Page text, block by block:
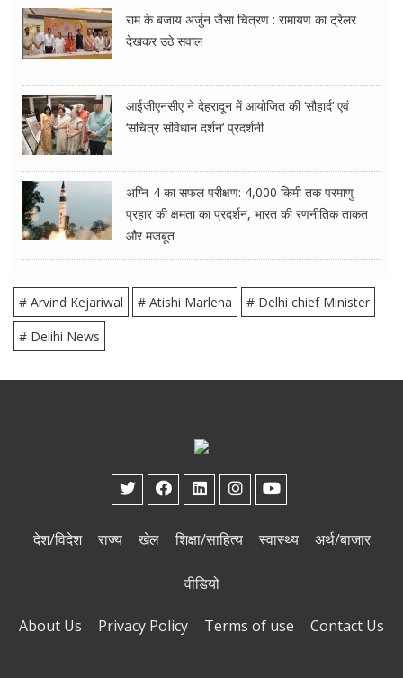
राम के बजाय अर्जुन जैसा चित्रण : रामायण का ट्रेलर
देखकर उठे सवाल
आईजीएनसीए ने देहरादून में आयोजित की ‘सौहार्द’ एवं
‘सचित्र संविधान दर्शन’ प्रदर्शनी
अग्नि-4 का सफल परीक्षण: 4,000 किमी तक परमाणु
प्रहार की क्षमता का प्रदर्शन, भारत की रणनीतिक ताकत
और मजबूत
# Arvind Kejariwal # Atishi Marlena
# Delhi chief Minister
# Delihi News
देश/विदेश राज्य खेल शिक्षा/साहित्य स्वास्थ्य अर्थ/बाजार
वीडियो
About Us Privacy Policy Terms of use Contact Us